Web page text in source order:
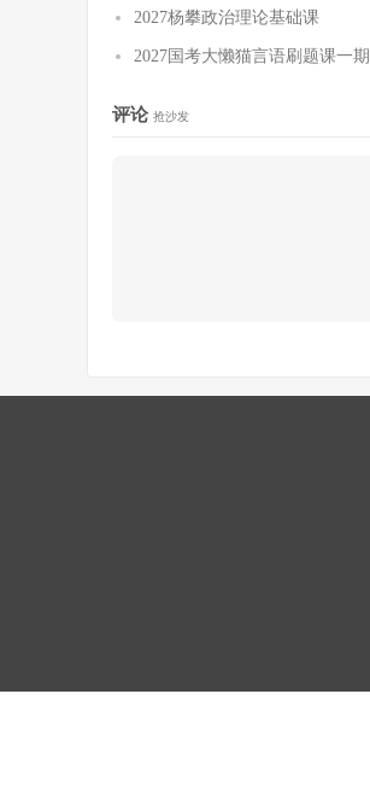
2027杨攀政治理论基础课
2027国考大懒猫言语刷题课一期
评论 抢沙发